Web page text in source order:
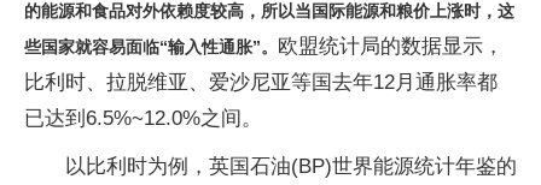
的能源和食品对外依赖度较高，所以当国际能源和粮价上涨时，这
些国家就容易面临“输入性通胀”。 欧盟统计局的数据显示，
比利时、拉脱维亚、爱沙尼亚等国去年12月通胀率都
已达到6.5%~12.0%之间。
以比利时为例，英国石油(BP)世界能源统计年鉴的